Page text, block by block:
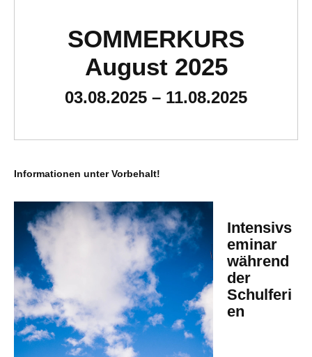
SOMMERKURS
August 2025
03.08.2025 – 11.08.2025
Informationen unter Vorbehalt!
Intensivs
eminar
während
der
Schulferi
en